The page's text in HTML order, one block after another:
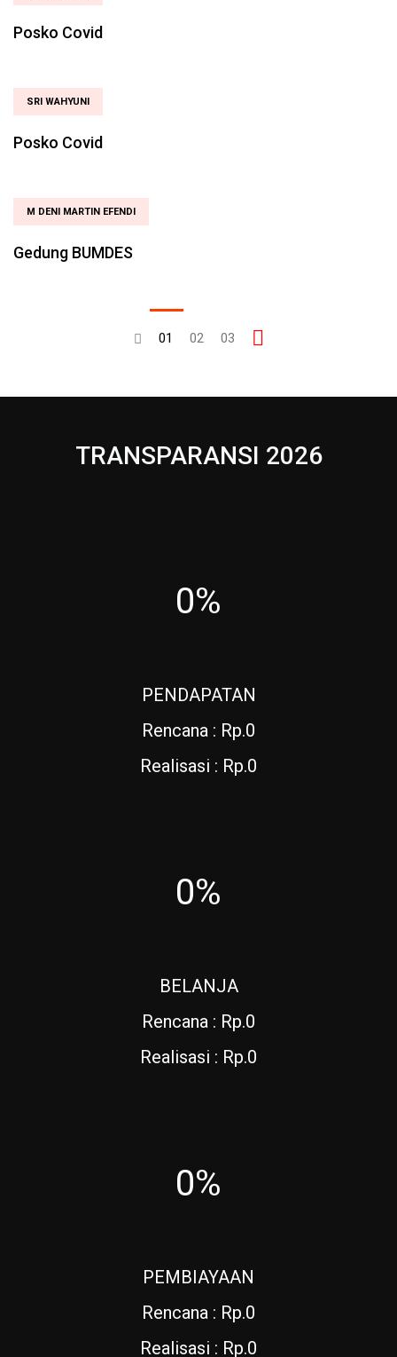
Posko Covid
SRI WAHYUNI
Posko Covid
M DENI MARTIN EFENDI
Gedung BUMDES
01 02 03
TRANSPARANSI 2026
0%
PENDAPATAN
Rencana : Rp.0
Realisasi : Rp.0
0%
BELANJA
Rencana : Rp.0
Realisasi : Rp.0
0%
PEMBIAYAAN
Rencana : Rp.0
Realisasi : Rp.0